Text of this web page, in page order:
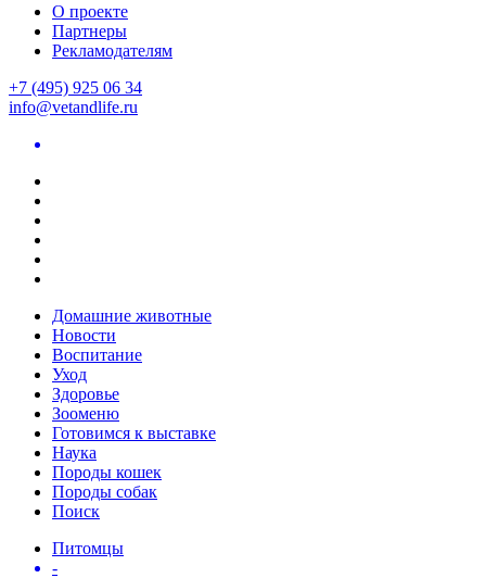
О проекте
Партнеры
Рекламодателям
+7 (495) 925 06 34
info@vetandlife.ru
Домашние животные
Новости
Воспитание
Уход
Здоровье
Зооменю
Готовимся к выставке
Наука
Породы кошек
Породы собак
Поиск
Питомцы
-